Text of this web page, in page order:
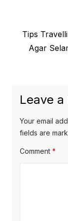
Next
post:
Tips
Agar
Leave a
Your email
fields are
Comment *